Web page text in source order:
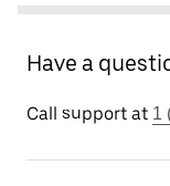
Have a
Call support at 1